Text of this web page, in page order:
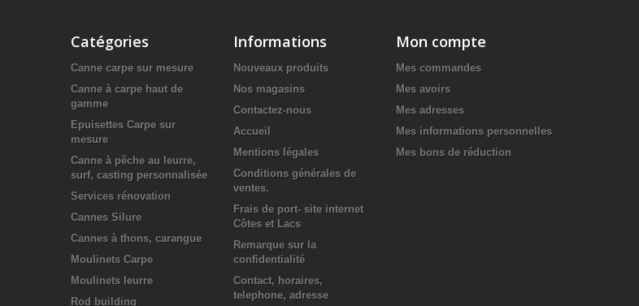
Catégories
Canne carpe sur mesure
Canne à carpe haut de
gamme
Epuisettes Carpe sur
mesure
Canne à pêche au leurre,
surf, casting personnalisée
Services rénovation
Cannes Silure
Cannes à thons, carangue
Moulinets Carpe
Moulinets leurre
Rod building
Informations
Nouveaux produits
Nos magasins
Contactez-nous
Accueil
Mentions légales
Conditions générales de
ventes.
Frais de port- site internet
Côtes et Lacs
Remarque sur la
confidentialité
Contact, horaires,
telephone, adresse
Mon compte
Mes commandes
Mes avoirs
Mes adresses
Mes informations personnelles
Mes bons de réduction